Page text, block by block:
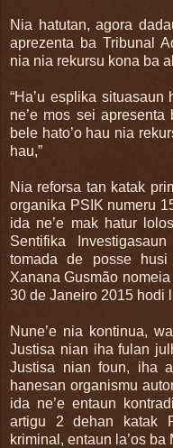
Nia hatutan, agora
aprezenta ba Tribunal
nia nia rekursu kona ba
“Ha’u esplika situasaun
ne’e mos sei
bele hato’o hau nia
hau,”
Nia reforsa tan katak
organika PSIK numeru
ida ne’e mak hatur
Sentifika
tomada de posse
Xanana Gusmão
30 de Janeiro 2015 hodi
Nune’e nia kontinua,
Justisa nian iha fulan
Justisa nian foun, iha
hanesan organismu
ida ne’e entaun
artigu 2 dehan katak
kriminal, entaun la’os ba